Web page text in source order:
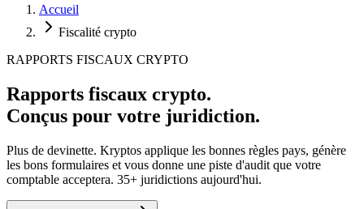
Accueil
Fiscalité crypto
RAPPORTS FISCAUX CRYPTO
Rapports fiscaux crypto.
Conçus pour votre juridiction.
Plus de devinette. Kryptos applique les bonnes règles pays, génère
les bons formulaires et vous donne une piste d'audit que votre
comptable acceptera. 35+ juridictions aujourd'hui.